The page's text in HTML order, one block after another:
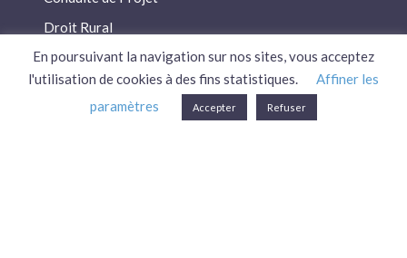
Droit Rural
Droit Social
Économie / Gestion
Environnement
En poursuivant la navigation sur nos sites, vous acceptez
l'utilisation de cookies à des fins statistiques.
Affiner les
paramètres
Accepter Refuser